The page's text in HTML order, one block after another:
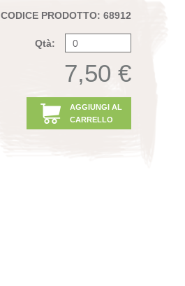
CODICE PRODOTTO: 68912
Qtà:
7,50 €
AGGIUNGI AL
CARRELLO